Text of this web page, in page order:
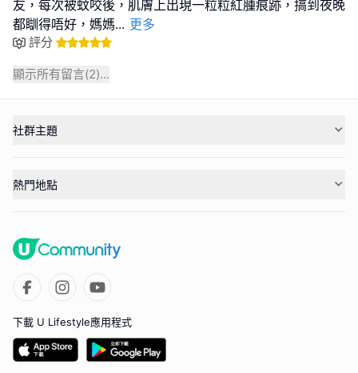
友，每次被蚊咬後，肌膚上出現一粒粒紅腫痕跡，搞到夜晚
都瞓得唔好，媽媽... 更多
評分
顯示所有留言(2)...
社群主題
熱門地點
下載 U Lifestyle應用程式